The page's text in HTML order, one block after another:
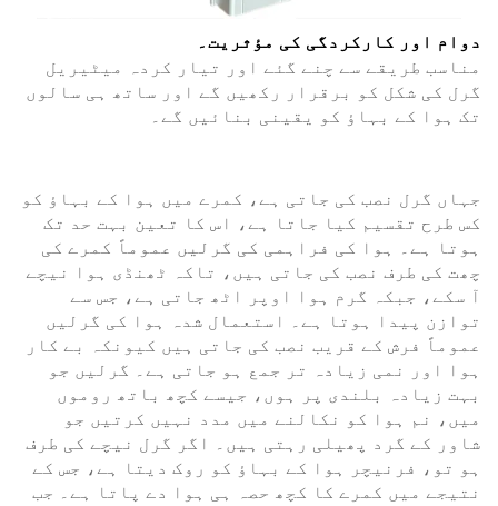
دوام اور کارکردگی کی مؤثریت۔
مناسب طریقے سے چنے گئے اور تیار کردہ میٹیریل
گرل کی شکل کو برقرار رکھیں گے اور ساتھ ہی سالوں
تک ہوا کے بہاؤ کو یقینی بنائیں گے۔
جہاں گرل نصب کی جاتی ہے، کمرے میں ہوا کے بہاؤ کو
کس طرح تقسیم کیا جاتا ہے، اس کا تعین بہت حد تک
ہوتا ہے۔ ہوا کی فراہمی کی گرلیں عموماً کمرے کی
چھت کی طرف نصب کی جاتی ہیں، تاکہ ٹھنڈی ہوا نیچے
آ سکے، جبکہ گرم ہوا اوپر اٹھ جاتی ہے، جس سے
توازن پیدا ہوتا ہے۔ استعمال شدہ ہوا کی گرلیں
عموماً فرش کے قریب نصب کی جاتی ہیں کیونکہ بے کار
ہوا اور نمی زیادہ تر جمع ہو جاتی ہے۔ گرلیں جو
بہت زیادہ بلندی پر ہوں، جیسے کچھ باتھ روموں
میں، نم ہوا کو نکالنے میں مدد نہیں کرتیں جو
شاور کے گرد پھیلی رہتی ہیں۔ اگر گرل نیچے کی طرف
ہو تو، فرنیچر ہوا کے بہاؤ کو روک دیتا ہے، جس کے
نتیجے میں کمرے کا کچھ حصہ ہی ہوا دے پاتا ہے۔ جب